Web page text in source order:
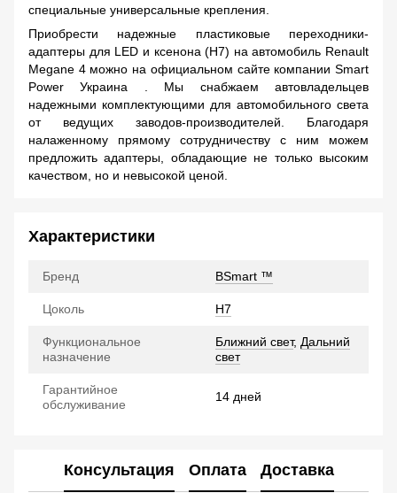
специальные универсальные крепления.
Приобрести надежные пластиковые переходники-
адаптеры для LED и ксенона (Н7) на автомобиль Renault
Megane 4 можно на официальном сайте компании Smart
Power Украина . Мы снабжаем автовладельцев
надежными комплектующими для автомобильного света
от ведущих заводов-производителей. Благодаря
налаженному прямому сотрудничеству с ним можем
предложить адаптеры, обладающие не только высоким
качеством, но и невысокой ценой.
Характеристики
Бренд BSmart ™
Цоколь H7
Функциональное
назначение
Ближний свет, Дальний
свет
Гарантийное
обслуживание
14 дней
Консультация Оплата Доставка